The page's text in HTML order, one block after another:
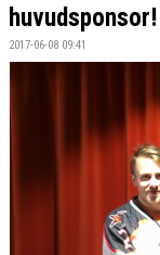
OM OSS
DOKUMENT/LÄNKAR
LUND GIANTS RÖDA TRÅD
huvudsponsor!
2017-06-08 09:41